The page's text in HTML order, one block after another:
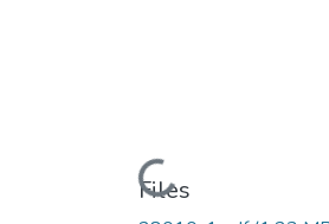
Loading...
Files